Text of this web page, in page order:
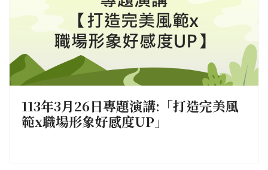
113年3月26日專題演講:「打造完美風
範x職場形象好感度UP」